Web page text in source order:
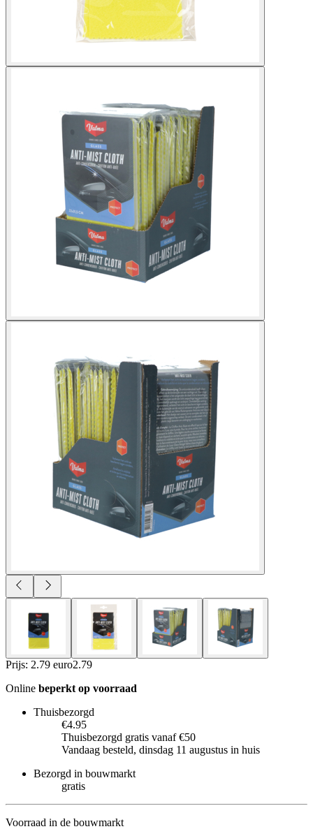
Prijs: 2.79 euro2.79
Online beperkt op voorraad
Thuisbezorgd
€4.95
Thuisbezorgd gratis vanaf €50
Vandaag besteld, dinsdag 11 augustus in huis
Bezorgd in bouwmarkt
gratis
Voorraad in de bouwmarkt